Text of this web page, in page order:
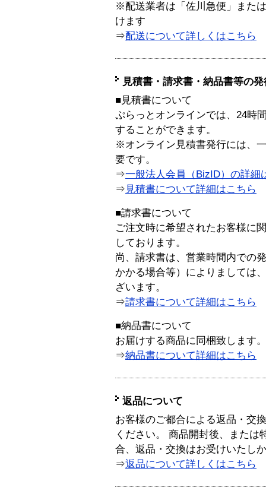
※配送業者は「佐川急便」また
けます
⇒配送について詳しくはこちら
見積書・請求書・納品書等の
■見積書について
ぷらっとオンラインでは、24時
することができます。
※オンライン見積書発行には、
要です。
⇒一般法人会員（BizID）の詳細
⇒ 見積書について詳細はこちら
■請求書について
ご注文時に希望されたお客様に
しております。
尚、請求書は、営業時間内での
かかる場合等）によりましては
ざいます。
⇒請求書について詳細はこちら
■納品書について
お届けする商品に同梱致します。
⇒納品書について詳細はこちら
返品について
お客様のご都合による返品・交
ください。 商品開封後、または
合、返品・交換はお受けいたし
⇒返品について詳しくはこちら